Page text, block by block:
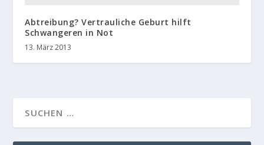
Abtreibung? Vertrauliche Geburt hilft
Schwangeren in Not
13. März 2013